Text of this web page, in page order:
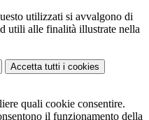
utilizzati si avvalgono di
utili alle finalità illustrate nella
Accetta tutti i cookies
quali cookie consentire.
il funzionamento della